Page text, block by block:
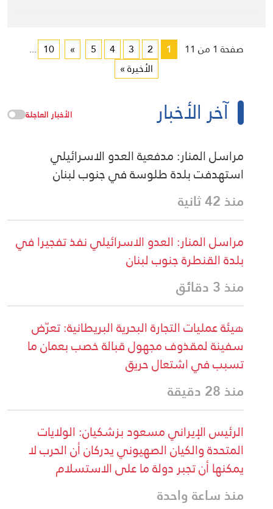
صفحة 1 من 11 1
2
3
4
5
»
10
...
الأخيرة »
آخر الأخبار الأخبار العاجلة
مراسل المنار: مدفعية العدو الاسرائيلي
استهدفت بلدة طلوسة في جنوب لبنان
منذ 42 ثانية
مراسل المنار: العدو الاسرائيلي نفذ تفجيرا في
بلدة القنطرة جنوب لبنان
منذ 3 دقائق
هيئة عمليات التجارة البحرية البريطانية: تعرّض
سفينة لمقذوف مجهول قبالة خصب بعمان ما
تسبب في اشتعال حريق
منذ 28 دقيقة
الرئيس الإيراني مسعود بزشكيان: الولايات
المتحدة والكيان الصهيوني يدركان أن الحرب لا
يمكنها أن تجبر دولة ما على الاستسلام
منذ ساعة واحدة